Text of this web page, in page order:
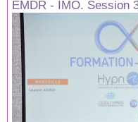
EMDR - IMO. Session